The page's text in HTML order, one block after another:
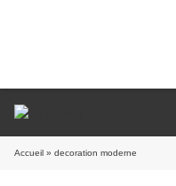
Accueil » decoration moderne